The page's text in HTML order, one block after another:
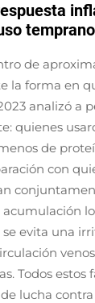
de
la forma en
analizó a
quienes
de
con
evita una
Todos
lucha